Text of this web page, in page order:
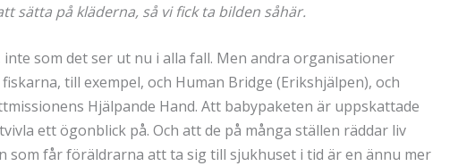
sätta på kläderna, så vi fick ta bilden såhär.
som det ser ut nu i alla fall. Men andra organisationer
till exempel, och Human Bridge (Erikshjälpen), och
Hjälpande Hand. Att babypaketen är uppskattade
ett ögonblick på. Och att de på många ställen räddar liv
som får föräldrarna att ta sig till sjukhuset i tid är en ännu mer